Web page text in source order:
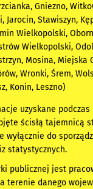
Gniezno,
Jarocin, Stawiszyn,
Wielkopolski,
Wielkopolski,
Mosina, Miejska
Wronki, Śrem,
Konin, Leszno)
uzyskane podczas
ścisłą tajemnicą
wyłącznie do
statystycznych.
publicznej jest
terenie danego